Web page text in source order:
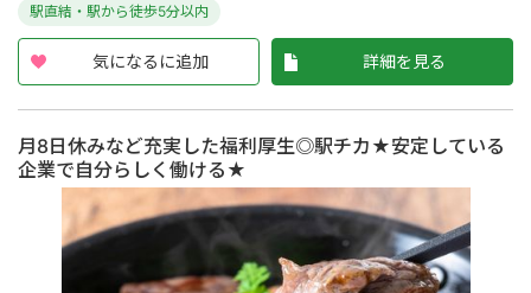
駅直結・駅から徒歩5分以内
気になるに追加 詳細を見る
月8日休みなど充実した福利厚生◎駅チカ★安定している
企業で自分らしく働ける★